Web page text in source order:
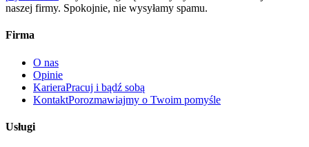
naszej firmy. Spokojnie, nie wysyłamy spamu.
Firma
O nas
Opinie
KarieraPracuj i bądź sobą
KontaktPorozmawiajmy o Twoim pomyśle
Usługi